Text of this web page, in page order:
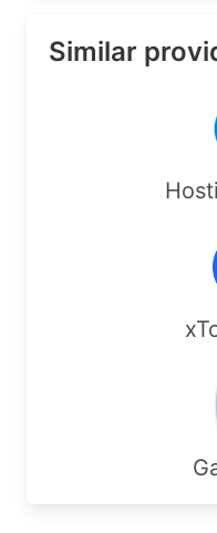
Similar